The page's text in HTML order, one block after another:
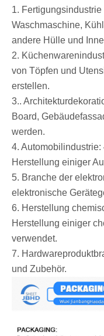
1.
Waschmaschine,
andere Hülle und
2.
von Töpfen und
erstellen.
3..
Board,
werden.
4.
Herstellung einiger
5. Branche der
elektronische
6. Herstellung
Herstellung einiger
verwendet.
7.
und Zubehör.